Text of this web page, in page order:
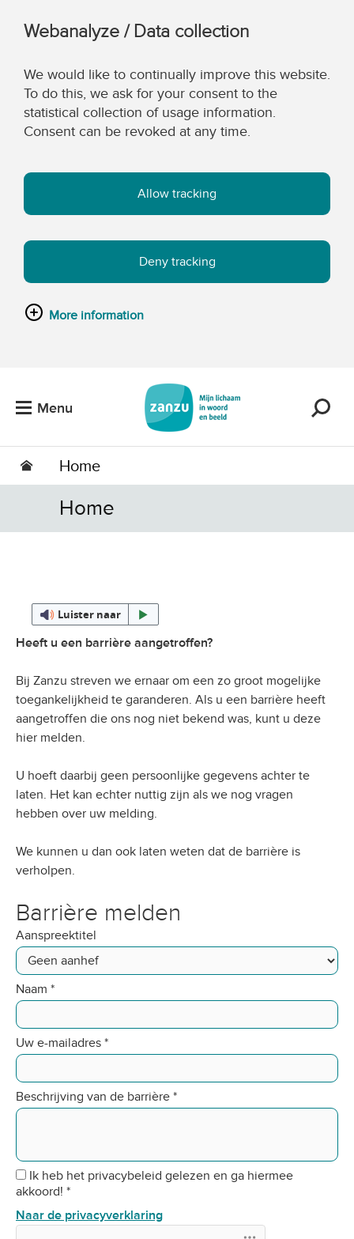
Webanalyze / Data collection
We would like to continually improve this website.
To do this, we ask for your consent to the
statistical collection of usage information.
Consent can be revoked at any time.
Allow tracking
Deny tracking
More information
Menu
Home
Home
Luister naar
Heeft u een barrière aangetroffen?
Bij Zanzu streven we ernaar om een zo groot mogelijke
toegankelijkheid te garanderen. Als u een barrière heeft
aangetroffen die ons nog niet bekend was, kunt u deze
hier melden.
U hoeft daarbij geen persoonlijke gegevens achter te
laten. Het kan echter nuttig zijn als we nog vragen
hebben over uw melding.
We kunnen u dan ook laten weten dat de barrière is
verholpen.
Barrière melden
Aanspreektitel
Naam *
Uw e-mailadres *
Beschrijving van de barrière *
Ik heb het privacybeleid gelezen en ga hiermee
akkoord! *
Naar de privacyverklaring